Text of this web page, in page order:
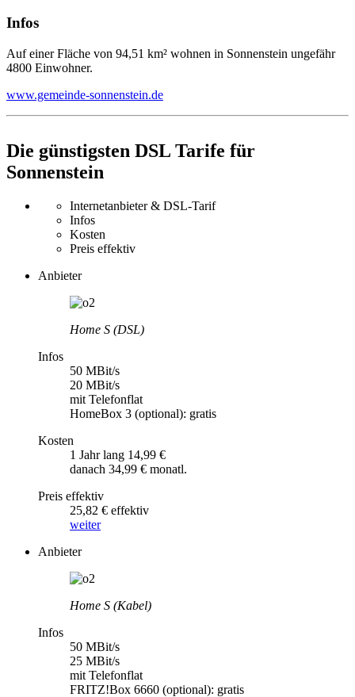
Infos
Auf einer Fläche von 94,51 km² wohnen in Sonnenstein ungefähr
4800 Einwohner.
www.gemeinde-sonnenstein.de
Die günstigsten DSL Tarife für
Sonnenstein
Internetanbieter & DSL-Tarif
Infos
Kosten
Preis effektiv
Anbieter
Home S (DSL)
Infos
50 MBit/s
20 MBit/s
mit Telefonflat
HomeBox 3 (optional): gratis
Kosten
1 Jahr lang 14,99 €
danach 34,99 € monatl.
Preis effektiv
25,82 € effektiv
weiter
Anbieter
Home S (Kabel)
Infos
50 MBit/s
25 MBit/s
mit Telefonflat
FRITZ!Box 6660 (optional): gratis